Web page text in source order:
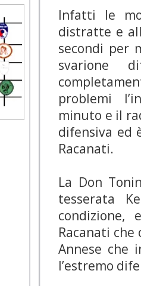
Infatti le
distratte e
secondi per
svarione
problemi
minuto e il
difensiva ed
Racanati.
La Don
tesserata
Racanati
Annese che
l’estremo